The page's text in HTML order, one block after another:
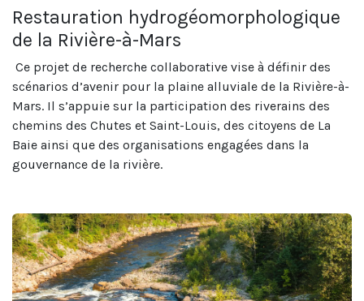
Restauration hydrogéomorphologique
de la Rivière-à-Mars
Ce projet de recherche collaborative vise à définir des
scénarios d’avenir pour la plaine alluviale de la Rivière-à-
Mars. Il s’appuie sur la participation des riverains des
chemins des Chutes et Saint-Louis, des citoyens de La
Baie ainsi que des organisations engagées dans la
gouvernance de la rivière.